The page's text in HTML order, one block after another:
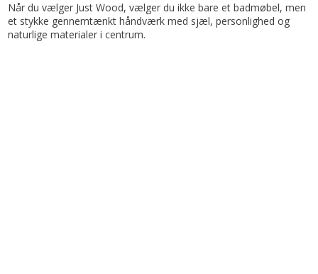
Når du vælger Just Wood, vælger du ikke bare et badmøbel, men
et stykke gennemtænkt håndværk med sjæl, personlighed og
naturlige materialer i centrum.